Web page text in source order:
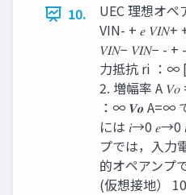
10.
UEC 理想オペ
VIN- + 𝑒 𝑉𝐼𝑁+
𝑉𝐼𝑁− 𝑉𝐼𝑁− - +
力抵抗 ri ：∞
2. 増幅率 A
：∞ 𝑽𝒐 A=∞
には 𝑖→0 𝑒→0
プでは，入
的オペアンプ
(仮想接地） 10